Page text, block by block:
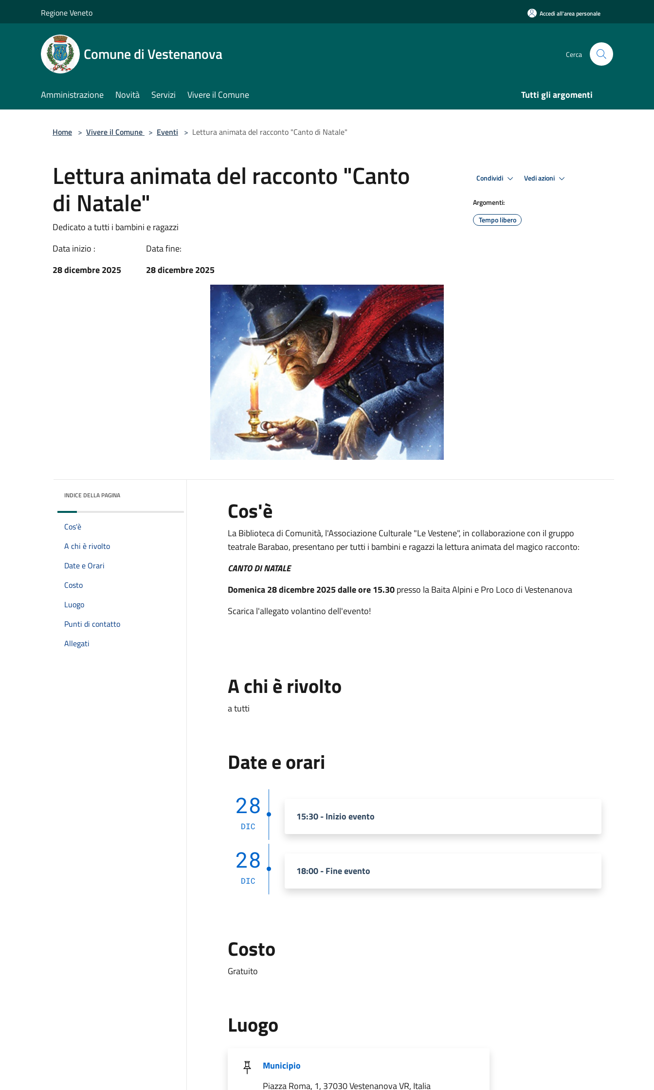
Regione Veneto Accedi all'area personale
Comune di Vestenanova Cerca
Amministrazione Novità Servizi Vivere il Comune Tutti gli argomenti
Home > Vivere il Comune > Eventi > Lettura animata del racconto "Canto di Natale"
Lettura animata del racconto "Canto
di Natale"
Dedicato a tutti i bambini e ragazzi
Data inizio :
28 dicembre 2025
Data fine:
28 dicembre 2025
Condividi Vedi azioni
Argomenti:
Tempo libero
INDICE DELLA PAGINA
Cos'è
A chi è rivolto
Date e Orari
Costo
Luogo
Punti di contatto
Allegati
Cos'è
La Biblioteca di Comunità, l'Associazione Culturale "Le Vestene", in collaborazione con il gruppo
teatrale Barabao, presentano per tutti i bambini e ragazzi la lettura animata del magico racconto:
CANTO DI NATALE
Domenica 28 dicembre 2025 dalle ore 15.30presso la Baita Alpini e Pro Loco di Vestenanova
Scarica l'allegato volantino dell'evento!
A chi è rivolto
a tutti
Date e orari
28
DIC
15:30 - Inizio evento
28
DIC
18:00 - Fine evento
Costo
Gratuito
Luogo
Municipio
Piazza Roma, 1, 37030 Vestenanova VR, Italia